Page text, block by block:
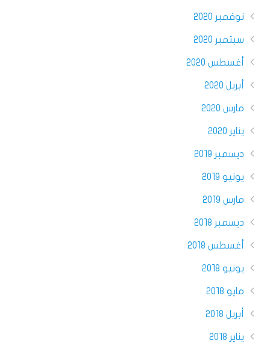
نوفمبر 2020
سبتمبر 2020
أغسطس 2020
أبريل 2020
مارس 2020
يناير 2020
ديسمبر 2019
يونيو 2019
مارس 2019
ديسمبر 2018
أغسطس 2018
يونيو 2018
مايو 2018
أبريل 2018
يناير 2018